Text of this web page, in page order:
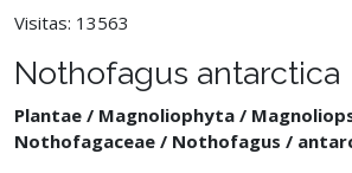
Visitas: 13563
Nothofagus antarctica
Plantae / Magnoliophyta /
Nothofagaceae / Nothofagus /